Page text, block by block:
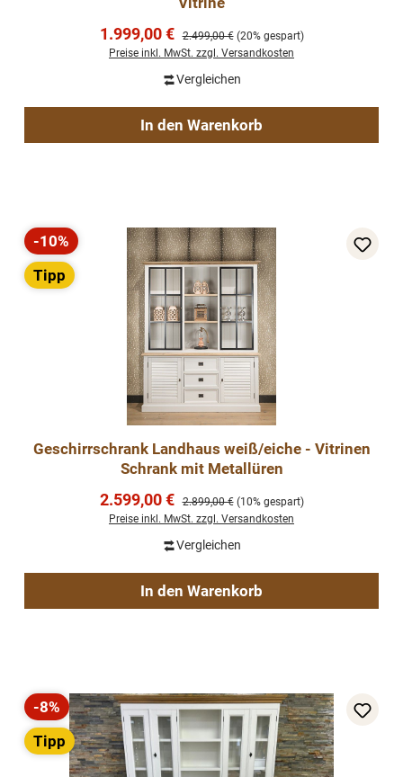
Verkaufspreis:
1.999,00 € Regulärer Preis:
2.499,00 € (20% gespart)
Preise inkl. MwSt. zzgl. Versandkosten
Vergleichen
In den Warenkorb
Rabatt
-10%
Tipp
Geschirrschrank Landhaus weiß/eiche - Vitrinen
Schrank mit Metallüren
Verkaufspreis:
2.599,00 € Regulärer Preis:
2.899,00 € (10% gespart)
Preise inkl. MwSt. zzgl. Versandkosten
Vergleichen
In den Warenkorb
Rabatt
-8%
Tipp